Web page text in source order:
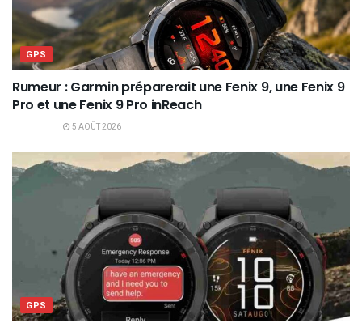
GPS
Rumeur : Garmin préparerait une Fenix 9, une Fenix 9
Pro et une Fenix 9 Pro inReach
5 AOÛT 2026
GPS